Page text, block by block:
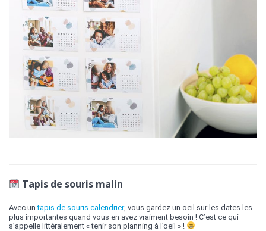
Tapis de souris malin
Avec untapis de souris calendrier, vous gardez un oeil sur les dates les
plus importantes quand vous en avez vraiment besoin ! C’est ce qui
s’appelle littéralement « tenir son planning à l’oeil » !